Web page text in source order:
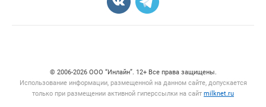
© 2006‑2026 ООО “Инлайн”. 12+ Все права защищены.
Использование информации, размещенной на данном сайте, допускается
только при размещении активной гиперссылки на сайт milknet.ru